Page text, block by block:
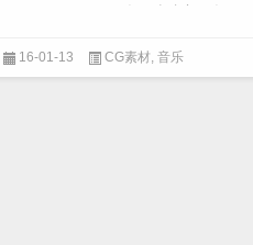
Christoffer Franzén在24岁建立，在20...
16-01-13 CG素材 音乐